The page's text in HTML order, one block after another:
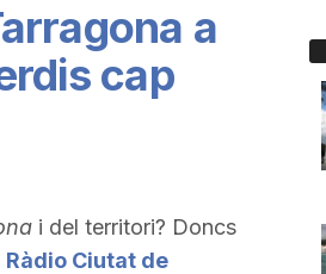
a
cap
i del territori? Doncs
Ràdio Ciutat de